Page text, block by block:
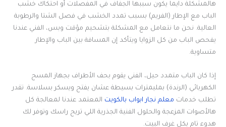
هالمشكلة دايما يكون سببها الجفاف في المفصلات أو احتكاك خشب
الباب مع الإطار (الفريم) بسبب تمدد الخشب في فصل الشتا والرطوبة
العالية. نحن ما نتعامل مع المشكلة بتشحيم مؤقت وبس، الفني عندنا
يفحص الباب من كل الزوايا ويتأكد إن المسافة بين الباب والإطار
متساوية.
إذا كان الباب متمدد حيل، الفني يقوم بحف الأطراف بجهاز المسح
الكهربائي (الرندة) بمليمترات بسيطة عشان يفتح ويسكر بسلاسة. تقدر
تطلب خدمات معلم نجار ابواب بالكويت المعتمد عندنا لمعالجة كل
هالأصوات المزعجة والحلول الفنية الجذرية اللي تريح راسك وتوفر لك
هدوء تام بكل غرف البيت.